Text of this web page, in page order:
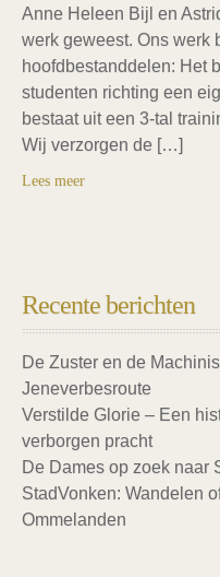
Anne Heleen Bijl en
werk geweest. Ons werk
hoofdbestanddelen: Het
studenten richting een
bestaat uit een 3-tal
Wij verzorgen de […]
Lees meer
Recente berichten
De Zuster en de
Jeneverbesroute
Verstilde Glorie – Een
verborgen pracht
De Dames op zoek naar
StadVonken: Wandelen
Ommelanden